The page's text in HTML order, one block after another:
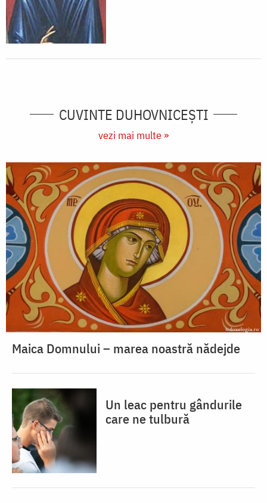
CUVINTE DUHOVNICEȘTI
vezi mai multe »
Maica Domnului – marea noastră nădejde
Un leac pentru gândurile
care ne tulbură